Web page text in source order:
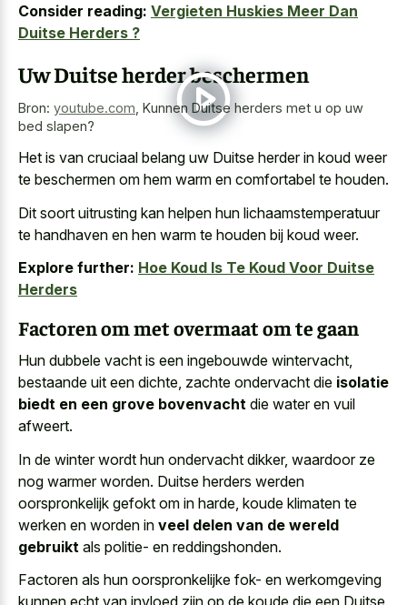
Consider reading: Vergieten Huskies Meer Dan
Duitse Herders ?
Uw Duitse herder beschermen
Bron: youtube.com Kunnen Duitse herders met u op uw
bed slapen?
Het is van cruciaal belang uw Duitse herder in koud weer
te beschermen om hem warm en comfortabel te houden.
Dit soort uitrusting kan helpen hun lichaamstemperatuur
te handhaven en hen warm te houden bij koud weer.
Explore further: Hoe Koud Is Te Koud Voor Duitse
Herders
Factoren om met overmaat om te gaan
Hun dubbele vacht is een ingebouwde wintervacht,
bestaande uit een dichte, zachte ondervacht die isolatie
biedt en een grove bovenvacht die water en vuil
afweert.
In de winter wordt hun ondervacht dikker, waardoor ze
nog warmer worden. Duitse herders werden
oorspronkelijk gefokt om in harde, koude klimaten te
werken en worden in veel delen van de wereld
gebruikt als politie- en reddingshonden.
Factoren als hun oorspronkelijke fok- en werkomgeving